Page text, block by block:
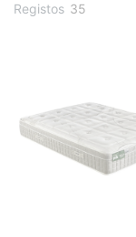
Registos 35